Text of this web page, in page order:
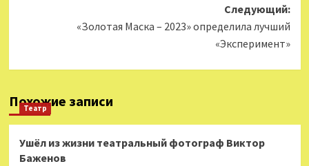
Следующий:
«Золотая Маска – 2023» определила лучший
«Эксперимент»
Похожие записи
Театр
Ушёл из жизни театральный фотограф Виктор
Баженов